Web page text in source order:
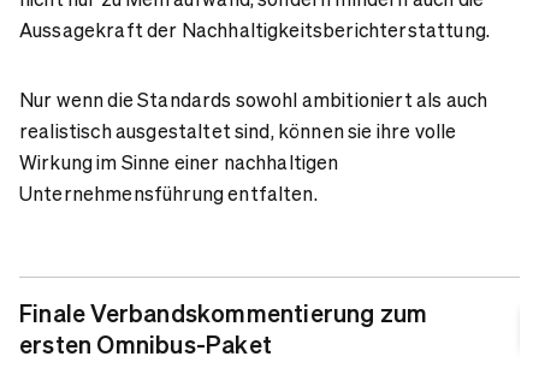
Aussagekraft der Nachhaltigkeitsberichterstattung.
Nur wenn die Standards sowohl ambitioniert als auch
realistisch ausgestaltet sind, können sie ihre volle
Wirkung im Sinne einer nachhaltigen
Unternehmensführung entfalten.
Finale Verbandskommentierung zum
ersten Omnibus-Paket